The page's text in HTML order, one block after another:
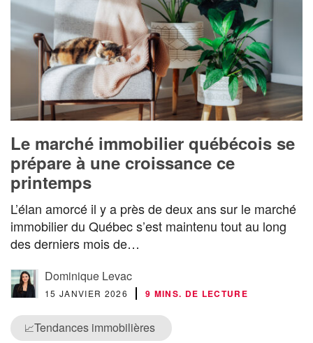
Le marché immobilier québécois se
prépare à une croissance ce
printemps
L’élan amorcé il y a près de deux ans sur le marché
immobilier du Québec s’est maintenu tout au long
des derniers mois de…
Dominique Levac
15 JANVIER 2026 9 MINS. DE LECTURE
📈Tendances immobilières